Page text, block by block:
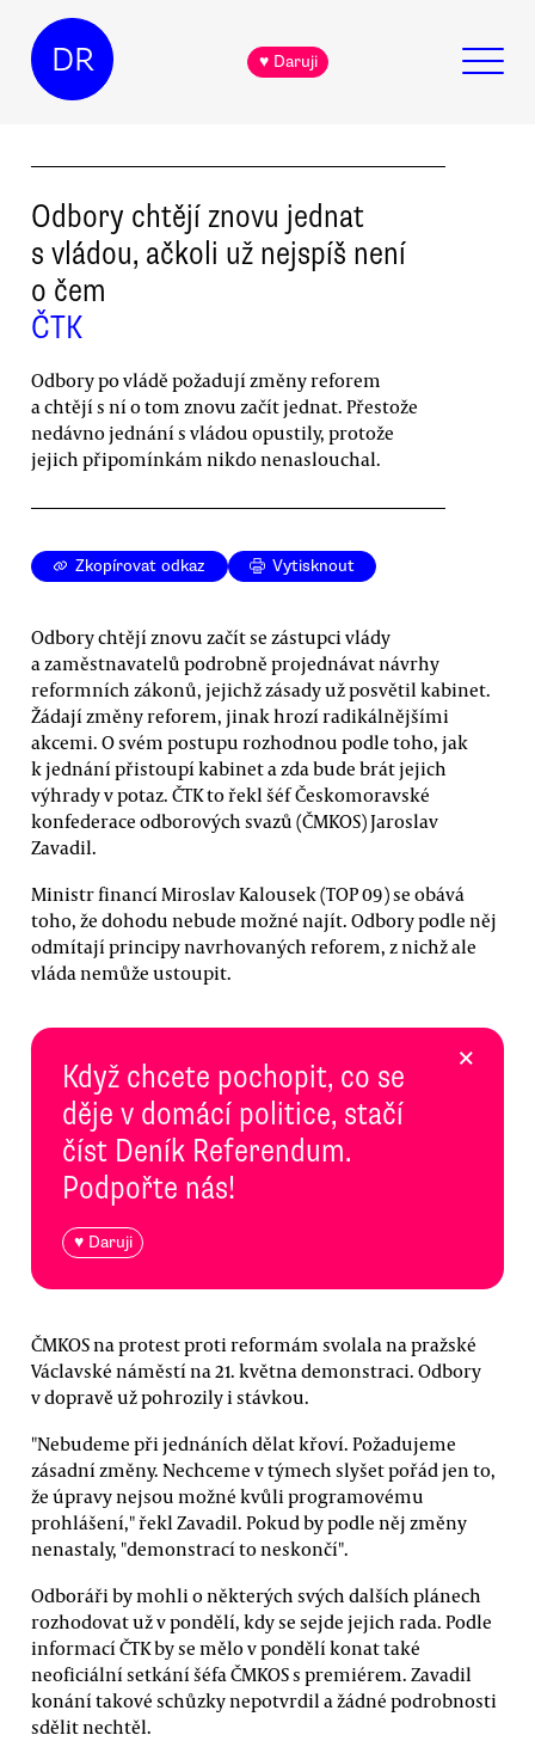
DR ♥ Daruji
Odbory chtějí znovu jednat
s vládou, ačkoli už nejspíš není
o čem
ČTK
Odbory po vládě požadují změny reforem
a chtějí s ní o tom znovu začít jednat. Přestože
nedávno jednání s vládou opustily, protože
jejich připomínkám nikdo nenaslouchal.
Zkopírovat odkaz Vytisknout
Odbory chtějí znovu začít se zástupci vlády
a zaměstnavatelů podrobně projednávat návrhy
reformních zákonů, jejichž zásady už posvětil kabinet.
Žádají změny reforem, jinak hrozí radikálnějšími
akcemi. O svém postupu rozhodnou podle toho, jak
k jednání přistoupí kabinet a zda bude brát jejich
výhrady v potaz. ČTK to řekl šéf Českomoravské
konfederace odborových svazů (ČMKOS) Jaroslav
Zavadil.
Ministr financí Miroslav Kalousek (TOP 09) se obává
toho, že dohodu nebude možné najít. Odbory podle něj
odmítají principy navrhovaných reforem, z nichž ale
vláda nemůže ustoupit.
Když chcete pochopit, co se
děje v domácí politice, stačí
číst Deník Referendum.
Podpořte nás!
♥ Daruji
×
ČMKOS na protest proti reformám svolala na pražské
Václavské náměstí na 21. května demonstraci. Odbory
v dopravě už pohrozily i stávkou.
"Nebudeme při jednáních dělat křoví. Požadujeme
zásadní změny. Nechceme v týmech slyšet pořád jen to,
že úpravy nejsou možné kvůli programovému
prohlášení," řekl Zavadil. Pokud by podle něj změny
nenastaly, "demonstrací to neskončí".
Odboráři by mohli o některých svých dalších plánech
rozhodovat už v pondělí, kdy se sejde jejich rada. Podle
informací ČTK by se mělo v pondělí konat také
neoficiální setkání šéfa ČMKOS s premiérem. Zavadil
konání takové schůzky nepotvrdil a žádné podrobnosti
sdělit nechtěl.